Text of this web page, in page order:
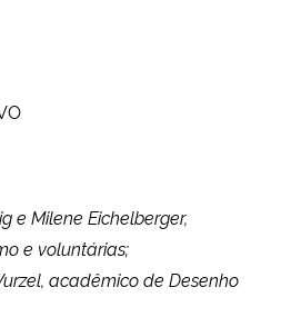
e Milene Eichelberger,
e voluntárias;
acadêmico de Desenho